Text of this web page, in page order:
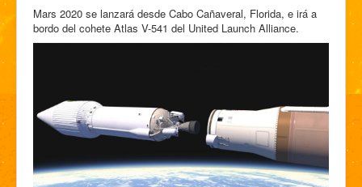
Mars 2020 se lanzará desde Cabo Cañaveral, Florida, e irá a
bordo del cohete Atlas V-541 del United Launch Alliance.